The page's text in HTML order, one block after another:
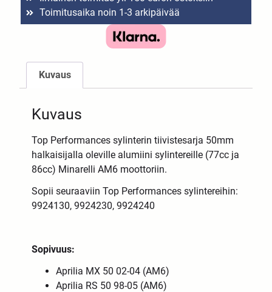
Toimitusaika noin 1-3 arkipäivää
Kuvaus
Kuvaus
Top Performances sylinterin tiivistesarja 50mm
halkaisijalla oleville alumiini sylintereille (77cc ja
86cc) Minarelli AM6 moottoriin.
Sopii seuraaviin Top Performances sylintereihin:
9924130, 9924230, 9924240
Sopivuus:
Aprilia MX 50 02-04 (AM6)
Aprilia RS 50 98-05 (AM6)